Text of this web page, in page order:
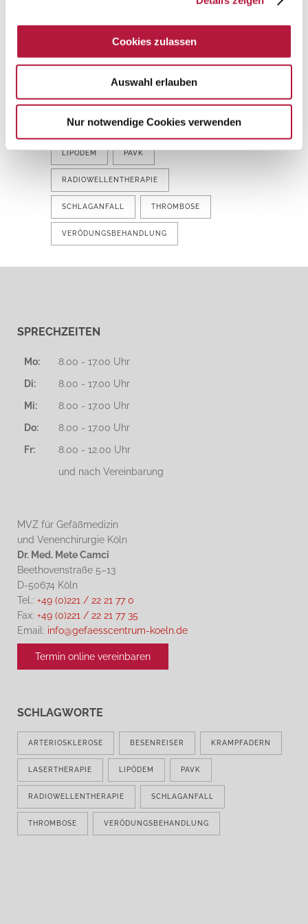
Cookies zulassen
Auswahl erlauben
Nur notwendige Cookies verwenden
SCHLAGWÖRTER
ARTERIOSKLEROSE BESENREISER
KRAMPFADERN LASERTHERAPIE
LIPÖDEM PAVK
RADIOWELLENTHERAPIE
SCHLAGANFALL THROMBOSE
VERÖDUNGSBEHANDLUNG
SPRECHZEITEN
Mo:
8.00 - 17.00 Uhr
Di:
8.00 - 17.00 Uhr
Mi:
8.00 - 17.00 Uhr
Do:
8.00 - 17.00 Uhr
Fr:
8.00 - 12.00 Uhr
und nach Vereinbarung
MVZ für Gefäßmedizin
und Venenchirurgie Köln
Dr. Med. Mete Camci
Beethovenstraße 5–13
D-50674 Köln
Tel.: +49 (0)221 / 22 21 77 0
Fax: +49 (0)221 / 22 21 77 35
Email: info@gefaesscentrum-koeln.de
Termin online vereinbaren
SCHLAGWORTE
ARTERIOSKLEROSE BESENREISER KRAMPFADERN
LASERTHERAPIE LIPÖDEM PAVK
RADIOWELLENTHERAPIE SCHLAGANFALL
THROMBOSE VERÖDUNGSBEHANDLUNG